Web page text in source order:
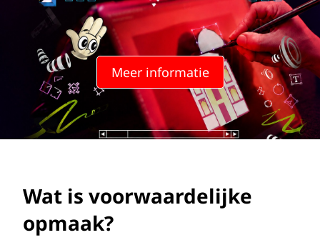
i
Meer informatie
Wat is voorwaardelijke
opmaak?